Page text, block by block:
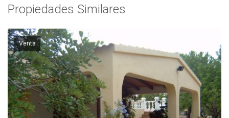
Propiedades Similares
Venta